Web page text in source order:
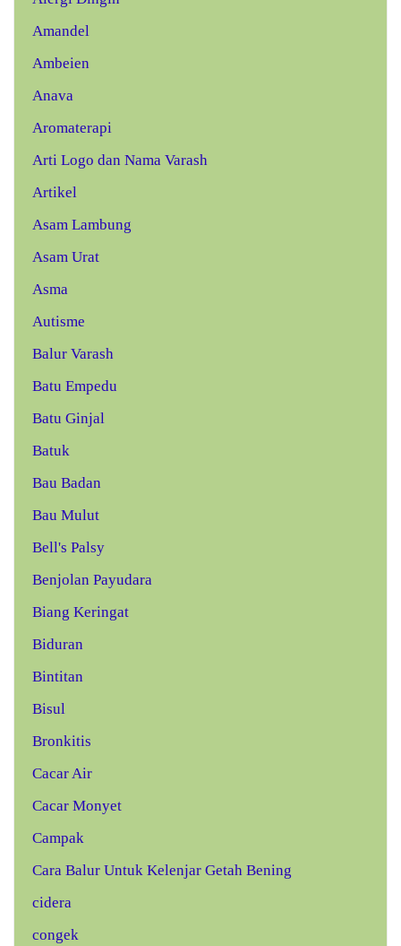
Amandel
Ambeien
Anava
Aromaterapi
Arti Logo dan Nama Varash
Artikel
Asam Lambung
Asam Urat
Asma
Autisme
Balur Varash
Batu Empedu
Batu Ginjal
Batuk
Bau Badan
Bau Mulut
Bell's Palsy
Benjolan Payudara
Biang Keringat
Biduran
Bintitan
Bisul
Bronkitis
Cacar Air
Cacar Monyet
Campak
Cara Balur Untuk Kelenjar Getah Bening
cidera
congek